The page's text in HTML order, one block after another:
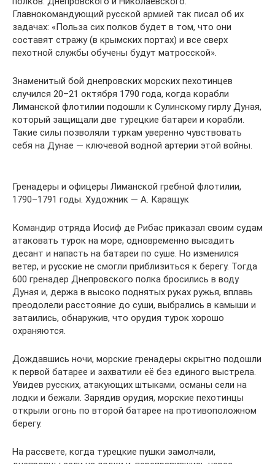
Главнокомандующий русской армией так писал об их
задачах: «Польза сих полков будет в том, что они
составят стражу (в крымских портах) и все сверх
пехотной службы обучены будут матросской».
Знаменитый бой днепровских морских пехотинцев
случился 20–21 октября 1790 года, когда корабли
Лиманской флотилии подошли к Сулинскому гирлу Дуная,
который защищали две турецкие батареи и корабли.
Такие силы позволяли туркам уверенно чувствовать
себя на Дунае — ключевой водной артерии этой войны.
Гренадеры и офицеры Лиманской гребной флотилии,
1790–1791 годы. Художник — А. Каращук
Командир отряда Иосиф де Рибас приказал своим судам
атаковать турок на море, одновременно высадить
десант и напасть на батареи по суше. Но изменился
ветер, и русские не смогли приблизиться к берегу. Тогда
600 гренадер Днепровского полка бросились в воду
Дуная и, держа в высоко поднятых руках ружья, вплавь
преодолели расстояние до суши, выбрались в камыши и
затаились, обнаружив, что орудия турок хорошо
охраняются.
Дождавшись ночи, морские гренадеры скрытно подошли
к первой батарее и захватили её без единого выстрела.
Увидев русских, атакующих штыками, османы сели на
лодки и бежали. Зарядив орудия, морские пехотинцы
открыли огонь по второй батарее на противоположном
берегу.
На рассвете, когда турецкие пушки замолчали,